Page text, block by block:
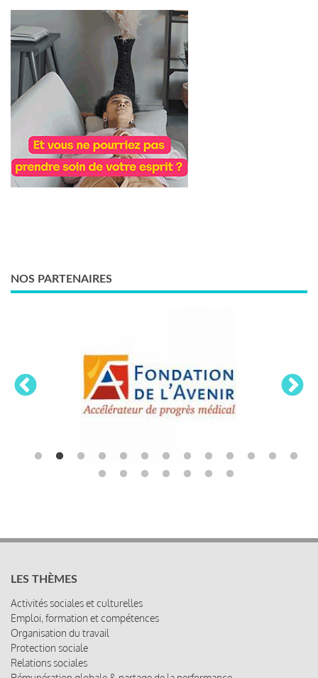
NOS PARTENAIRES
LES THÈMES
Activités sociales et culturelles
Emploi, formation et compétences
Organisation du travail
Protection sociale
Relations sociales